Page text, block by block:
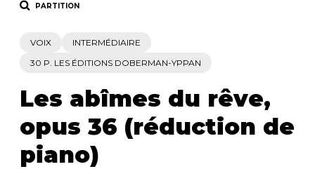
PARTITION
VOIX
INTERMÉDIAIRE
30 P. LES ÉDITIONS DOBERMAN-YPPAN
Les abîmes du rêve,
opus 36 (réduction de
piano)